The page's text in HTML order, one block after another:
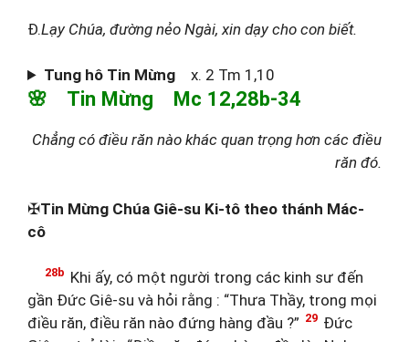
Đ.Lạy Chúa, đường nẻo Ngài, xin dạy cho con biết.
Tung hô Tin Mừng x. 2 Tm 1,10
🌸 Tin Mừng Mc 12,28b-34
Chẳng có điều răn nào khác quan trọng hơn các điều
răn đó.
✠Tin Mừng Chúa Giê-su Ki-tô theo thánh Mác-
cô
28b Khi ấy, có một người trong các kinh sư đến
gần Đức Giê-su và hỏi rằng : “Thưa Thầy, trong mọi
điều răn, điều răn nào đứng hàng đầu ?” 29 Đức